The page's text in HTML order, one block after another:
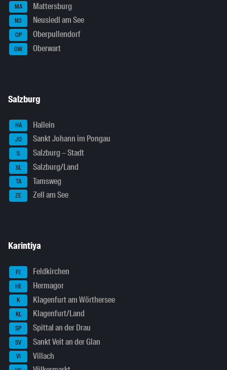
MA Mattersburg
ND Neusiedl am See
OP Oberpullendorf
OW Oberwart
Salzburg
HA Hallein
JO Sankt Johann im Pongau
S Salzburg – Stadt
SL Salzburg/Land
TA Tamsweg
ZE Zell am See
Karintiya
FE Feldkirchen
HE Hermagor
K Klagenfurt am Wörthersee
KL Klagenfurt/Land
SP Spittal an der Drau
SV Sankt Veit an der Glan
VI Villach